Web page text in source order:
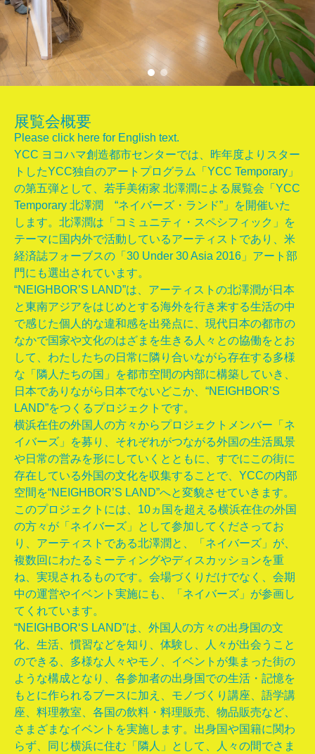
Photo : Ken kato
Photo : Ken kato
展覧会概要
Please click here for English text.
YCC ヨコハマ創造都市センターでは、昨年度よりスター
トしたYCC独自のアートプログラム「YCC Temporary」
の第五弾として、若手美術家 北澤潤による展覧会「YCC
Temporary 北澤潤 “ネイバーズ・ランド”」を開催いた
します。北澤潤は「コミュニティ・スペシフィック」を
テーマに国内外で活動しているアーティストであり、米
経済誌フォーブスの「30 Under 30 Asia 2016」アート部
門にも選出されています。
“NEIGHBOR’S LAND”は、アーティストの北澤潤が日本
と東南アジアをはじめとする海外を行き来する生活の中
で感じた個人的な違和感を出発点に、現代日本の都市の
なかで国家や文化のはざまを生きる人々との協働をとお
して、わたしたちの日常に隣り合いながら存在する多様
な「隣人たちの国」を都市空間の内部に構築していき、
日本でありながら日本でないどこか、“NEIGHBOR’S
LAND”をつくるプロジェクトです。
横浜在住の外国人の方々からプロジェクトメンバー「ネ
イバーズ」を募り、それぞれがつながる外国の生活風景
や日常の営みを形にしていくとともに、すでにこの街に
存在している外国の文化を収集することで、YCCの内部
空間を“NEIGHBOR’S LAND”へと変貌させていきます。
このプロジェクトには、10ヵ国を超える横浜在住の外国
の方々が「ネイバーズ」として参加してくださってお
り、アーティストである北澤潤と、「ネイバーズ」が、
複数回にわたるミーティングやディスカッションを重
ね、実現されるものです。会場づくりだけでなく、会期
中の運営やイベント実施にも、「ネイバーズ」が参画し
てくれています。
“NEIGHBOR‘S LAND”は、外国人の方々の出身国の文
化、生活、慣習などを知り、体験し、人々が出会うこと
のできる、多様な人々やモノ、イベントが集まった街の
ような構成となり、各参加者の出身国での生活・記憶を
もとに作られるブースに加え、モノづくり講座、語学講
座、料理教室、各国の飲料・料理販売、物品販売など、
さまざまなイベントを実施します。出身国や国籍に関わ
らず、同じ横浜に住む「隣人」として、人々の間でさま